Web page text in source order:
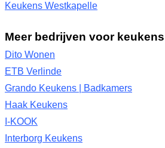
Keukens Westkapelle
Meer bedrijven voor
Dito Wonen
ETB Verlinde
Grando Keukens | Badkamers
Haak Keukens
I-KOOK
Interborg Keukens